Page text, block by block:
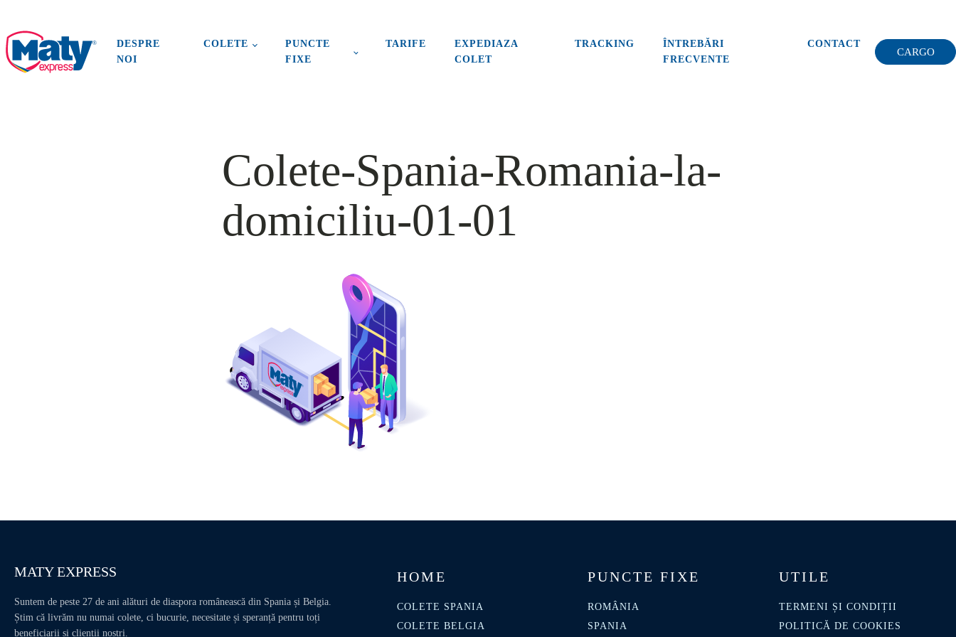
DESPRE
NOI
COLETE
PUNCTE
FIXE
TARIFE
EXPEDIAZA
COLET
TRACKING
ÎNTREBĂRI
FRECVENTE
CONTACT
CARGO
Colete-Spania-Romania-la-
domiciliu-01-01
MATY EXPRESS
Suntem de peste 27 de ani alături de diaspora românească din Spania și Belgia.
Știm că livrăm nu numai colete, ci bucurie, necesitate și speranță pentru toți
beneficiarii și clienții noștri.
HOME
COLETE SPANIA
COLETE BELGIA
PUNCTE FIXE
ROMÂNIA
SPANIA
UTILE
TERMENI ȘI CONDIȚII
POLITICĂ DE COOKIES